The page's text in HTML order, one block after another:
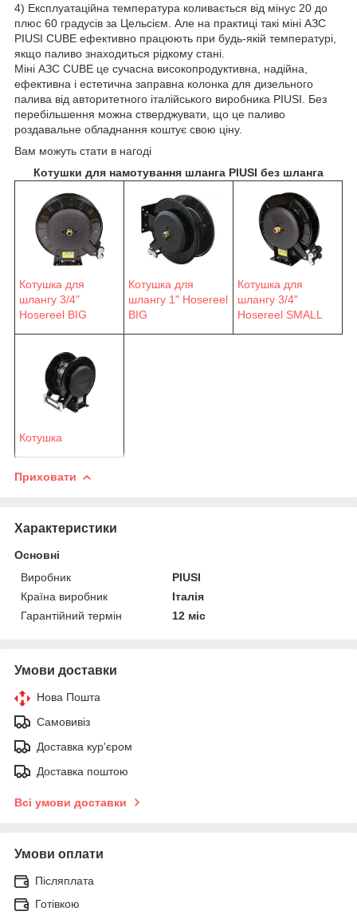
4) Експлуатаційна температура коливається від мінус 20 до
плюс 60 градусів за Цельсієм. Але на практиці такі міні АЗС
PIUSI CUBE ефективно працюють при будь-якій температурі,
якщо паливо знаходиться рідкому стані.
Міні АЗС CUBE це сучасна високопродуктивна, надійна,
ефективна і естетична заправна колонка для дизельного
палива від авторитетного італійського виробника PIUSI. Без
перебільшення можна стверджувати, що це паливо
роздавальне обладнання коштує свою ціну.
Вам можуть стати в нагоді
Котушки для намотування шланга PIUSI без шланга
Котушка для
шлангу 3/4"
Hosereel BIG
Котушка для
шлангу 1" Hosereel
BIG
Котушка для
шлангу 3/4"
Hosereel SMALL
Котушка
Приховати
Характеристики
Основні
Виробник
PIUSI
Країна виробник
Італія
Гарантійний термін
12 міс
Умови доставки
Нова Пошта
Самовивіз
Доставка кур'єром
Доставка поштою
Всі умови доставки
Умови оплати
Післяплата
Готівкою